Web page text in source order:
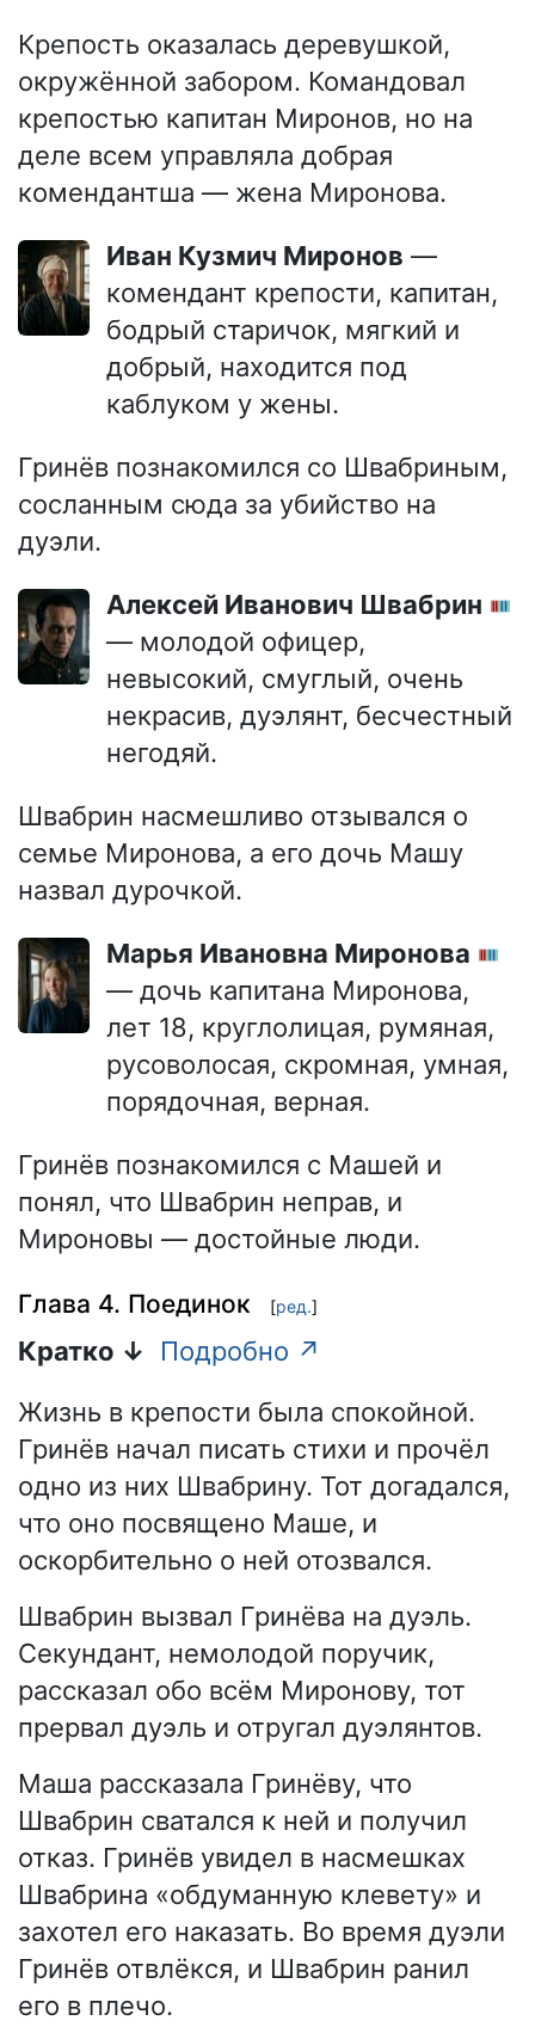
Крепость оказалась деревушкой,
окружённой забором. Командовал
крепостью капитан Миронов, но на
деле всем управляла добрая
комендантша — жена Миронова.
Иван Кузмич Миронов —
комендант крепости, капитан,
бодрый старичок, мягкий и
добрый, находится под
каблуком у жены.
Гринёв познакомился со Швабриным,
сосланным сюда за убийство на
дуэли.
Алексей Иванович Швабрин
— молодой офицер,
невысокий, смуглый, очень
некрасив, дуэлянт, бесчестный
негодяй.
Швабрин насмешливо отзывался о
семье Миронова, а его дочь Машу
назвал дурочкой.
Марья Ивановна Миронова
— дочь капитана Миронова,
лет 18, круглолицая, румяная,
русоволосая, скромная, умная,
порядочная, верная.
Гринёв познакомился с Машей и
понял, что Швабрин неправ, и
Мироновы — достойные люди.
Глава 4. Поединок [ред.]
Кратко ↓
Подробно ↗
Жизнь в крепости была спокойной.
Гринёв начал писать стихи и прочёл
одно из них Швабрину. Тот догадался,
что оно посвящено Маше, и
оскорбительно о ней отозвался.
Швабрин вызвал Гринёва на дуэль.
Секундант, немолодой поручик,
рассказал обо всём Миронову, тот
прервал дуэль и отругал дуэлянтов.
Маша рассказала Гринёву, что
Швабрин сватался к ней и получил
отказ. Гринёв увидел в насмешках
Швабрина «обдуманную клевету» и
захотел его наказать. Во время дуэли
Гринёв отвлёкся, и Швабрин ранил
его в плечо.